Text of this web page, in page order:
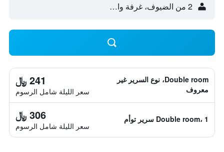
2 من الضيوف، غرفة واحدة
Double room، نوع السرير غير
معروف
241 ﷼
سعر الليلة شامل الرسوم
Double room، 1 سرير توأم 306 ﷼
سعر الليلة شامل الرسوم